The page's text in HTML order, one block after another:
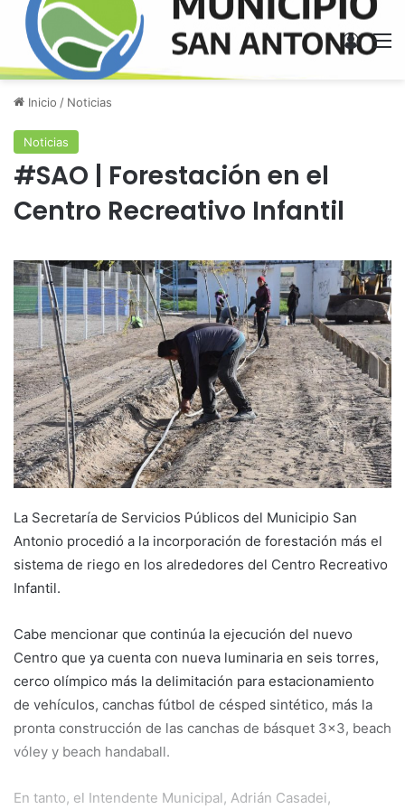
Inicio / Noticias
Noticias
#SAO | Forestación en el
Centro Recreativo Infantil
La Secretaría de Servicios Públicos del Municipio San
Antonio procedió a la incorporación de forestación más el
sistema de riego en los alrededores del Centro Recreativo
Infantil.
Cabe mencionar que continúa la ejecución del nuevo
Centro que ya cuenta con nueva luminaria en seis torres,
cerco olímpico más la delimitación para estacionamiento
de vehículos, canchas fútbol de césped sintético, más la
pronta construcción de las canchas de básquet 3×3, beach
vóley y beach handaball.
En tanto, el Intendente Municipal, Adrián Casadei,